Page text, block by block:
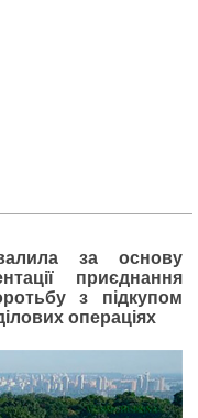
за основу
приєднання
з підкупом
операціях